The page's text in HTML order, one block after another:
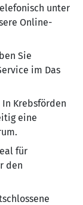
unter
Online-
Sie
im Das
In Krebsförden
eine
für
den